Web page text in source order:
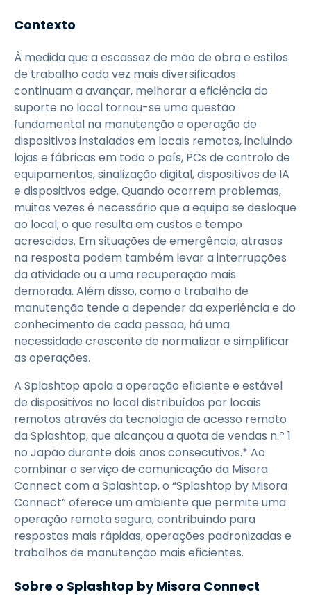
Contexto
À medida que a escassez de mão de obra e estilos
de trabalho cada vez mais diversificados
continuam a avançar, melhorar a eficiência do
suporte no local tornou-se uma questão
fundamental na manutenção e operação de
dispositivos instalados em locais remotos, incluindo
lojas e fábricas em todo o país, PCs de controlo de
equipamentos, sinalização digital, dispositivos de IA
e dispositivos edge. Quando ocorrem problemas,
muitas vezes é necessário que a equipa se desloque
ao local, o que resulta em custos e tempo
acrescidos. Em situações de emergência, atrasos
na resposta podem também levar a interrupções
da atividade ou a uma recuperação mais
demorada. Além disso, como o trabalho de
manutenção tende a depender da experiência e do
conhecimento de cada pessoa, há uma
necessidade crescente de normalizar e simplificar
as operações.
A Splashtop apoia a operação eficiente e estável
de dispositivos no local distribuídos por locais
remotos através da tecnologia de acesso remoto
da Splashtop, que alcançou a quota de vendas n.º 1
no Japão durante dois anos consecutivos.* Ao
combinar o serviço de comunicação da Misora
Connect com a Splashtop, o “Splashtop by Misora
Connect” oferece um ambiente que permite uma
operação remota segura, contribuindo para
respostas mais rápidas, operações padronizadas e
trabalhos de manutenção mais eficientes.
Sobre o Splashtop by Misora Connect